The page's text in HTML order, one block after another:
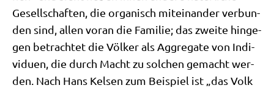
Gesell­schaf­ten, die orga­nisch mit­ein­an­der ver­bun­
den sind, allen vor­an die Fami­lie; das zwei­te hin­ge­
gen betrach­tet die Völ­ker als Aggre­ga­te von Indi­
vi­du­en, die durch Macht zu sol­chen gemacht wer­
den. Nach Hans Kel­sen zum Bei­spiel ist „das Volk